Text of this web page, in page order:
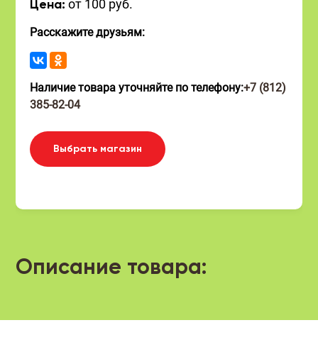
Цена: от 100 руб.
Расскажите друзьям:
Наличие товара уточняйте по телефону:+7 (812)
385-82-04
Выбрать магазин
Описание товара: